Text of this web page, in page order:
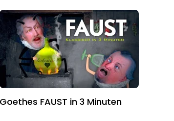
Goethes FAUST in 3 Minuten